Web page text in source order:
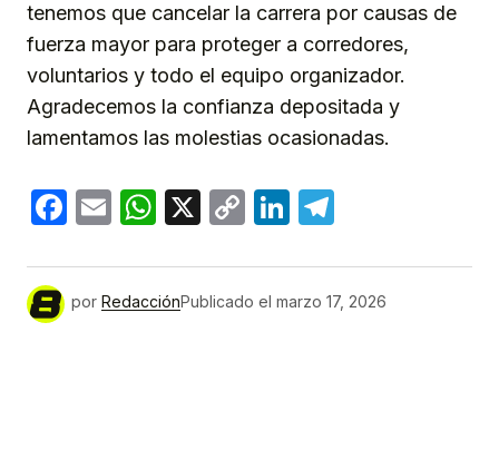
tenemos que cancelar la carrera por causas de
fuerza mayor para proteger a corredores,
voluntarios y todo el equipo organizador.
Agradecemos la confianza depositada y
lamentamos las molestias ocasionadas.
Facebook
EmailWhatsApp
X
CopyLinkedIn
por RedacciónPublicado el marzo 17, 2026